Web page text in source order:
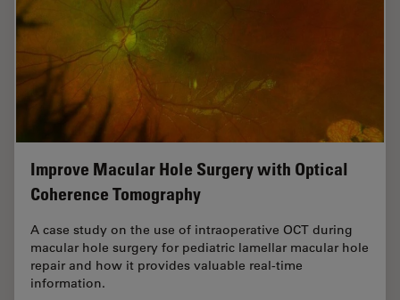
Improve Macular Hole Surgery with Optical
Coherence Tomography
A case study on the use of intraoperative OCT during
macular hole surgery for pediatric lamellar macular hole
repair and how it provides valuable real-time
information.